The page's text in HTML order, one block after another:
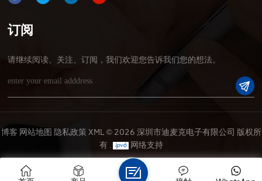
订阅
请继续阅读、关注、订阅，我们欢迎您告诉我们您的想法。
博客 网站地图 隐私政策 XML© 2026 深圳市迪麦克电子有限公司 版权所
有 .
网络支持